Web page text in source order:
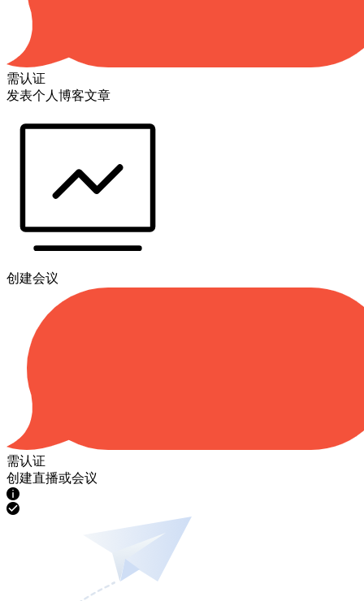
需认证
发表个人博客文章
创建会议
需认证
创建直播或会议